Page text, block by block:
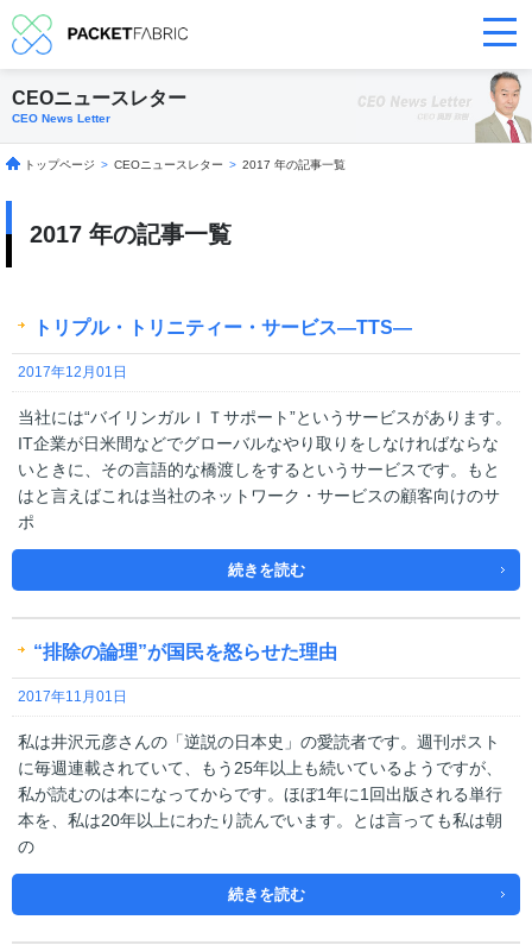
CEOニュースレター
CEO News Letter
トップページ > CEOニュースレター > 2017 年の記事一覧
2017 年の記事一覧
トリプル・トリニティー・サービス―TTS―
2017年12月01日
当社には“バイリンガルＩＴサポート”というサービスがあります。
IT企業が日米間などでグローバルなやり取りをしなければならな
いときに、その言語的な橋渡しをするというサービスです。もと
はと言えばこれは当社のネットワーク・サービスの顧客向けのサ
ポ
続きを読む
“排除の論理”が国民を怒らせた理由
2017年11月01日
私は井沢元彦さんの「逆説の日本史」の愛読者です。週刊ポスト
に毎週連載されていて、もう25年以上も続いているようですが、
私が読むのは本になってからです。ほぼ1年に1回出版される単行
本を、私は20年以上にわたり読んでいます。とは言っても私は朝
の
続きを読む